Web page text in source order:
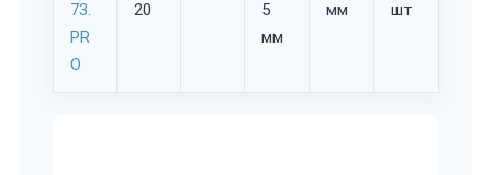
73.
PR
O
20
5
мм
мм
шт